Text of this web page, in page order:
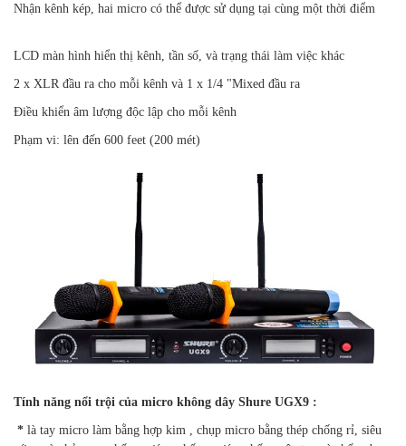
Nhận kênh kép, hai micro có thể được sử dụng tại cùng một thời điểm
LCD màn hình hiển thị kênh, tần số, và trạng thái làm việc khác
2 x XLR đầu ra cho mỗi kênh và 1 x 1/4 "Mixed đầu ra
Điều khiển âm lượng độc lập cho mỗi kênh
Phạm vi: lên đến 600 feet (200 mét)
Tính năng nổi trội của micro không dây Shure UGX9 :
* là tay micro làm bằng hợp kim , chụp micro bằng thép chống rỉ, siêu